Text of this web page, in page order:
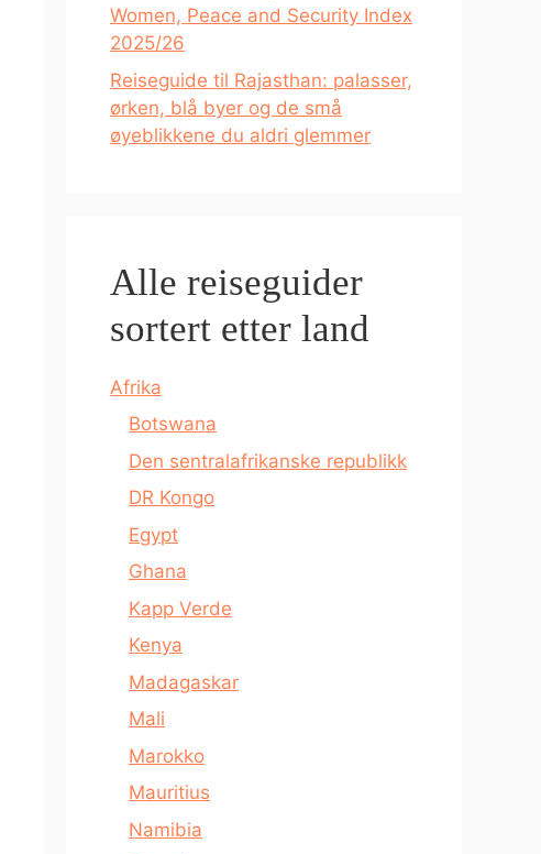
Women, Peace and Security Index
2025/26
Reiseguide til Rajasthan: palasser,
ørken, blå byer og de små
øyeblikkene du aldri glemmer
Alle reiseguider
sortert etter land
Afrika
Botswana
Den sentralafrikanske republikk
DR Kongo
Egypt
Ghana
Kapp Verde
Kenya
Madagaskar
Mali
Marokko
Mauritius
Namibia